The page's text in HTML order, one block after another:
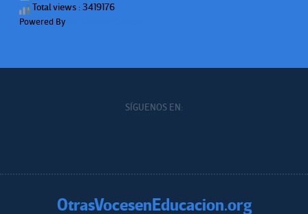
Total views : 3419176
Powered By
SÍGUENOS EN:
OtrasVocesenEducacion.org